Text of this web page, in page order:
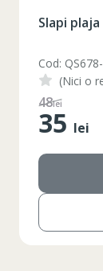
Slapi
Cod:
(Nici o
48lei
35 lei